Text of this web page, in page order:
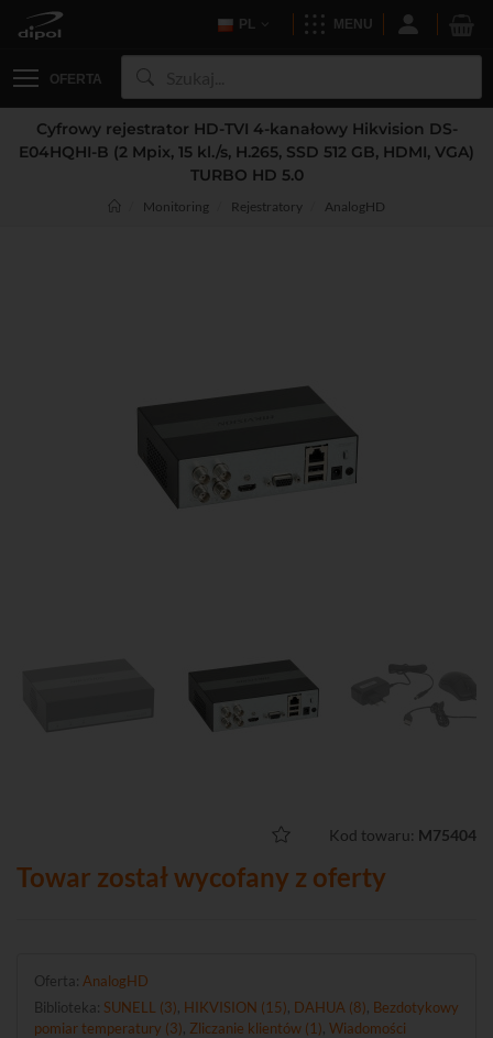
PL MENU
OFERTA
Cyfrowy rejestrator HD-TVI 4-kanałowy Hikvision DS-
E04HQHI-B (2 Mpix, 15 kl./s, H.265, SSD 512 GB, HDMI, VGA)
TURBO HD 5.0
Monitoring Rejestratory AnalogHD
Kod towaru: M75404
Towar został wycofany z oferty
Oferta: AnalogHD
Biblioteka: SUNELL (3) HIKVISION (15) DAHUA (8) Bezdotykowy
pomiar temperatury (3) Zliczanie klientów (1) Wiadomości